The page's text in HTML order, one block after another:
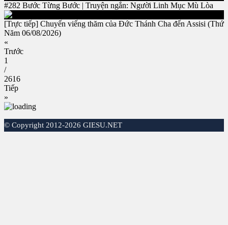
#282 Bước Từng Bước | Truyện ngắn: Người Linh Mục Mù Lòa
[Trực tiếp] Chuyến viếng thăm của Đức Thánh Cha đến Assisi (Thứ
Năm 06/08/2026)
«
Trước
1
/
2616
Tiếp
»
© Copyright 2012-2026 GIESU.NET